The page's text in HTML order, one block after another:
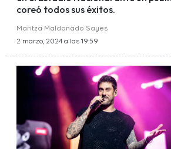
coreó todos sus éxitos.
Maritza Maldonado Sayes
2 marzo, 2024 a las 19:59